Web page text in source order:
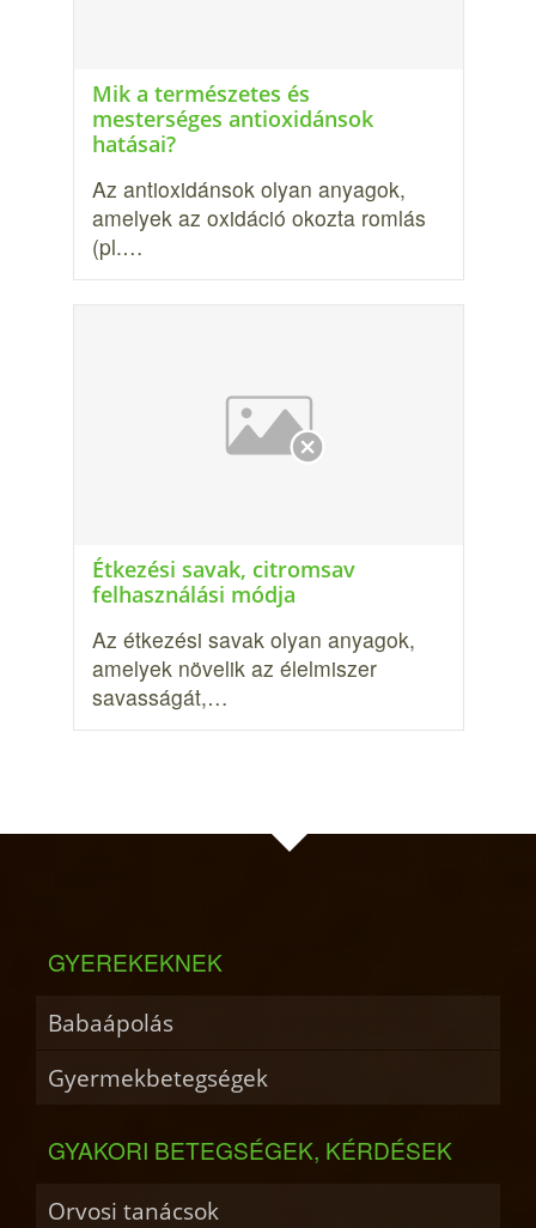
Mik a természetes és
mesterséges antioxidánsok
hatásai?
Az antioxidánsok olyan anyagok,
amelyek az oxidáció okozta romlás
(pl.…
Étkezési savak, citromsav
felhasználási módja
Az étkezési savak olyan anyagok,
amelyek növelik az élelmiszer
savasságát,…
GYEREKEKNEK
Babaápolás
Gyermekbetegségek
GYAKORI BETEGSÉGEK, KÉRDÉSEK
Orvosi tanácsok